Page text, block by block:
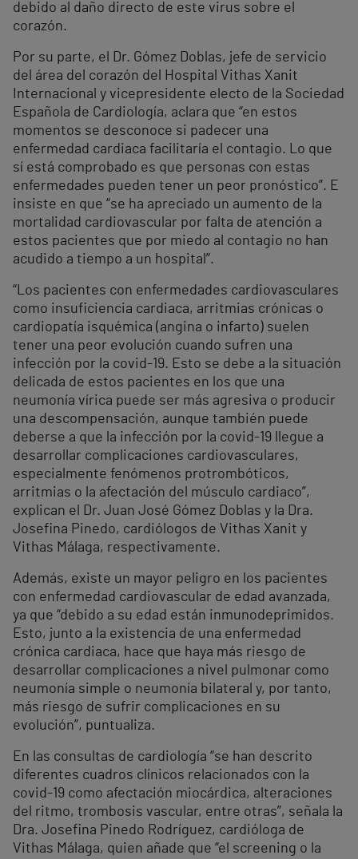
debido al daño directo de este virus sobre el
corazón.
Por su parte, el Dr. Gómez Doblas, jefe de servicio
del área del corazón del Hospital Vithas Xanit
Internacional y vicepresidente electo de la Sociedad
Española de Cardiología, aclara que “en estos
momentos se desconoce si padecer una
enfermedad cardiaca facilitaría el contagio. Lo que
sí está comprobado es que personas con estas
enfermedades pueden tener un peor pronóstico”. E
insiste en que “se ha apreciado un aumento de la
mortalidad cardiovascular por falta de atención a
estos pacientes que por miedo al contagio no han
acudido a tiempo a un hospital”.
“Los pacientes con enfermedades cardiovasculares
como insuficiencia cardiaca, arritmias crónicas o
cardiopatía isquémica (angina o infarto) suelen
tener una peor evolución cuando sufren una
infección por la covid-19. Esto se debe a la situación
delicada de estos pacientes en los que una
neumonía vírica puede ser más agresiva o producir
una descompensación, aunque también puede
deberse a que la infección por la covid-19 llegue a
desarrollar complicaciones cardiovasculares,
especialmente fenómenos protrombóticos,
arritmias o la afectación del músculo cardiaco”,
explican el Dr. Juan José Gómez Doblas y la Dra.
Josefina Pinedo, cardiólogos de Vithas Xanit y
Vithas Málaga, respectivamente.
Además, existe un mayor peligro en los pacientes
con enfermedad cardiovascular de edad avanzada,
ya que “debido a su edad están inmunodeprimidos.
Esto, junto a la existencia de una enfermedad
crónica cardiaca, hace que haya más riesgo de
desarrollar complicaciones a nivel pulmonar como
neumonía simple o neumonía bilateral y, por tanto,
más riesgo de sufrir complicaciones en su
evolución”, puntualiza.
En las consultas de cardiología “se han descrito
diferentes cuadros clínicos relacionados con la
covid-19 como afectación miocárdica, alteraciones
del ritmo, trombosis vascular, entre otras”, señala la
Dra. Josefina Pinedo Rodríguez, cardióloga de
Vithas Málaga, quien añade que “el screening o la